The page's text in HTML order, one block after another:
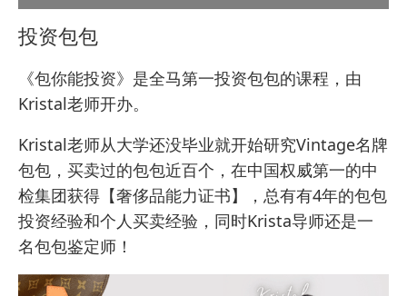
投资包包
《包你能投资》是全马第一投资包包的课程，由
Kristal老师开办。
Kristal老师从大学还没毕业就开始研究Vintage名牌
包包，买卖过的包包近百个，在中国权威第一的中
检集团获得【奢侈品能力证书】，总有有4年的包包
投资经验和个人买卖经验，同时Krista导师还是一
名包包鉴定师！